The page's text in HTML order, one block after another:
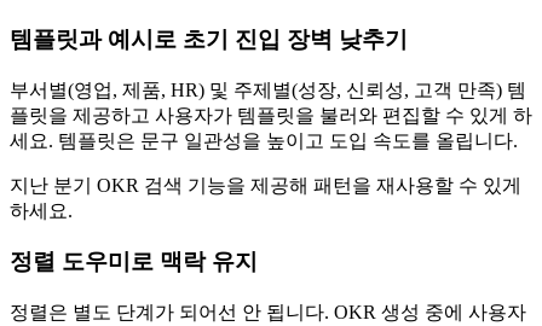
템플릿과 예시로 초기 진입 장벽 낮추기
부서별(영업, 제품, HR) 및 주제별(성장, 신뢰성, 고객 만족) 템
플릿을 제공하고 사용자가 템플릿을 불러와 편집할 수 있게 하
세요. 템플릿은 문구 일관성을 높이고 도입 속도를 올립니다.
지난 분기 OKR 검색 기능을 제공해 패턴을 재사용할 수 있게
하세요.
정렬 도우미로 맥락 유지
정렬은 별도 단계가 되어선 안 됩니다. OKR 생성 중에 사용자